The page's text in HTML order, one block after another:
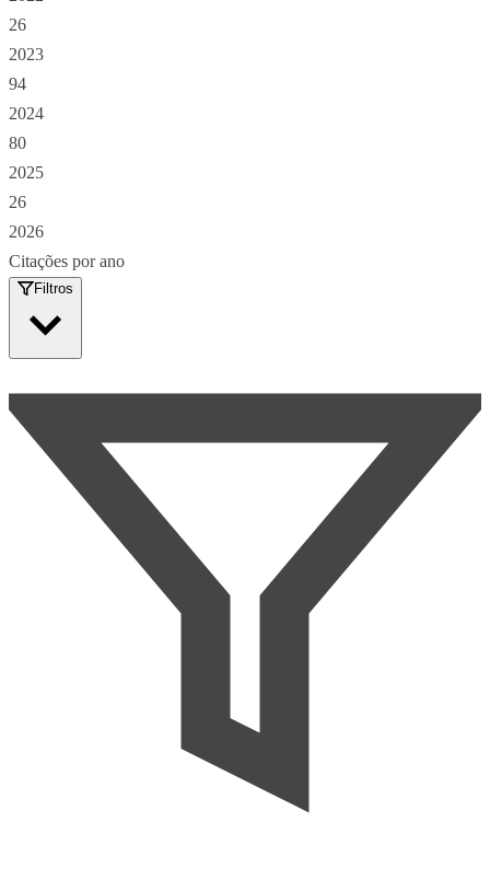
26
2023
94
2024
80
2025
26
2026
Citações por ano
Filtros